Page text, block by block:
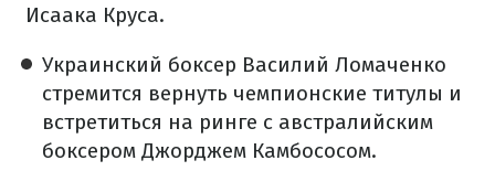
Исаака Круса.
Украинский боксер Василий Ломаченко
стремится вернуть чемпионские титулы и
встретиться на ринге с австралийским
боксером Джорджем Камбососом.